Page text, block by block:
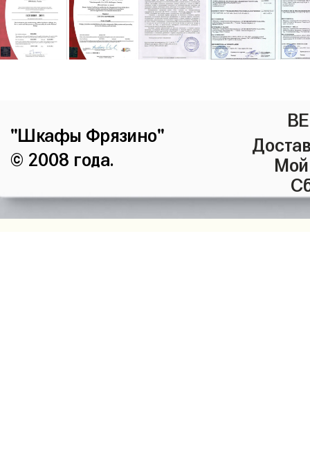
"Шкафы Фрязино"
© 2008 года.